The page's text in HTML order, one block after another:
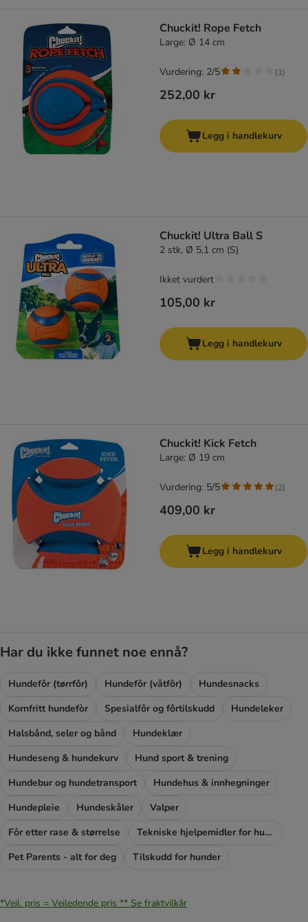
Chuckit! Rope Fetch
Large: Ø 14 cm
252,00 kr
Vurdering: 2/5 (1)
Legg i handlekurv
Chuckit! Ultra Ball S
2 stk, Ø 5,1 cm (S)
105,00 kr
Ikket vurdert
Legg i handlekurv
Chuckit! Kick Fetch
Large: Ø 19 cm
409,00 kr
Vurdering: 5/5 (2)
Legg i handlekurv
Har du ikke funnet noe ennå?
Hundefôr (tørrfôr) Hundefôr (våtfôr)
Hundesnacks
Kornfritt hundefòr
Spesialfôr og fôrtilskudd
Hundeleker
Halsbånd, seler og bånd
Hundeklær
Hundeseng & hundekurv
Hund sport & trening
Hundebur og hundetransport
Hundehus & innhegninger
Hundepleie
Hundeskåler
Valper
Fôr etter rase & størrelse
Tekniske hjelpemidler for hunder
Pet Parents - alt for deg
Tilskudd for hunder
*Veil. pris = Veiledende pris ** Se fraktvilkår